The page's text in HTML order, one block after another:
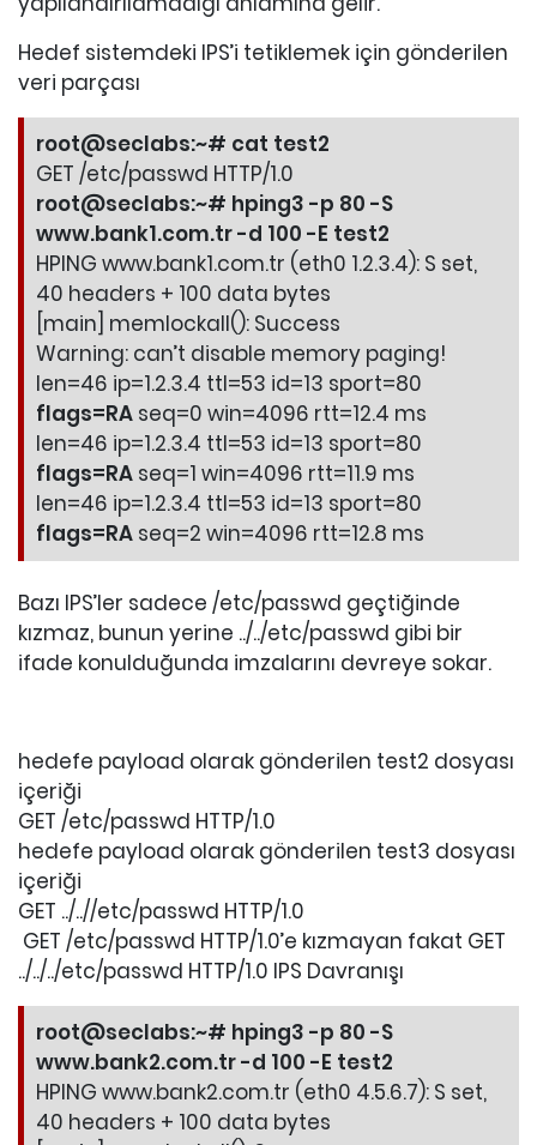
Hedef sistemdeki IPS’i tetiklemek için gönderilen
veri parçası
root@seclabs:~# cat test2
GET /etc/passwd HTTP/1.0
root@seclabs:~# hping3 -p 80 -S
www.bank1.com.tr -d 100 -E test2
HPING www.bank1.com.tr (eth0 1.2.3.4): S set,
40 headers + 100 data bytes
[main] memlockall(): Success
Warning: can’t disable memory paging!
len=46 ip=1.2.3.4 ttl=53 id=13 sport=80
flags=RA seq=0 win=4096 rtt=12.4 ms
len=46 ip=1.2.3.4 ttl=53 id=13 sport=80
flags=RA seq=1 win=4096 rtt=11.9 ms
len=46 ip=1.2.3.4 ttl=53 id=13 sport=80
flags=RA seq=2 win=4096 rtt=12.8 ms
Bazı IPS’ler sadece /etc/passwd geçtiğinde
kızmaz, bunun yerine ../../etc/passwd gibi bir
ifade konulduğunda imzalarını devreye sokar.
hedefe payload olarak gönderilen test2 dosyası
içeriği
GET /etc/passwd HTTP/1.0
hedefe payload olarak gönderilen test3 dosyası
içeriği
GET ../..//etc/passwd HTTP/1.0
GET /etc/passwd HTTP/1.0’e kızmayan fakat GET
../../../etc/passwd HTTP/1.0 IPS Davranışı
root@seclabs:~# hping3 -p 80 -S
www.bank2.com.tr -d 100 -E test2
HPING www.bank2.com.tr (eth0 4.5.6.7): S set,
40 headers + 100 data bytes